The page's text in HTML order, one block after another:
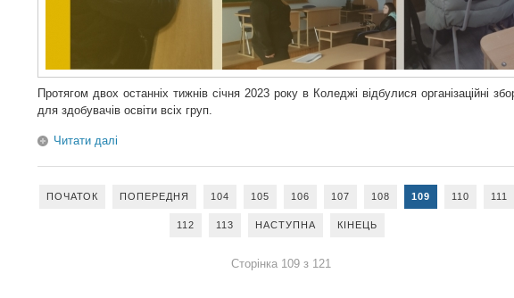
Протягом двох останніх тижнів січня 2023 року в Коледжі відбулися організаційні
для здобувачів освіти всіх груп.
Читати далі
ПОЧАТОК ПОПЕРЕДНЯ 104 105 106 107 108 109 110 111
112 113 НАСТУПНА КІНЕЦЬ
Сторінка 109 з 121